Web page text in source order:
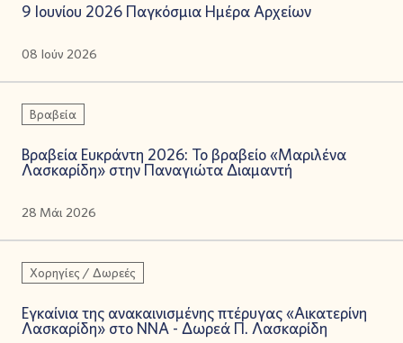
9 Ιουνίου 2026 Παγκόσμια Ημέρα Αρχείων
08 Ιούν 2026
Βραβεία
Βραβεία Ευκράντη 2026: Το βραβείο «Μαριλένα
Λασκαρίδη» στην Παναγιώτα Διαμαντή
28 Μάι 2026
Χορηγίες / Δωρεές
Εγκαίνια της ανακαινισμένης πτέρυγας «Αικατερίνη
Λασκαρίδη» στο ΝΝΑ - Δωρεά Π. Λασκαρίδη